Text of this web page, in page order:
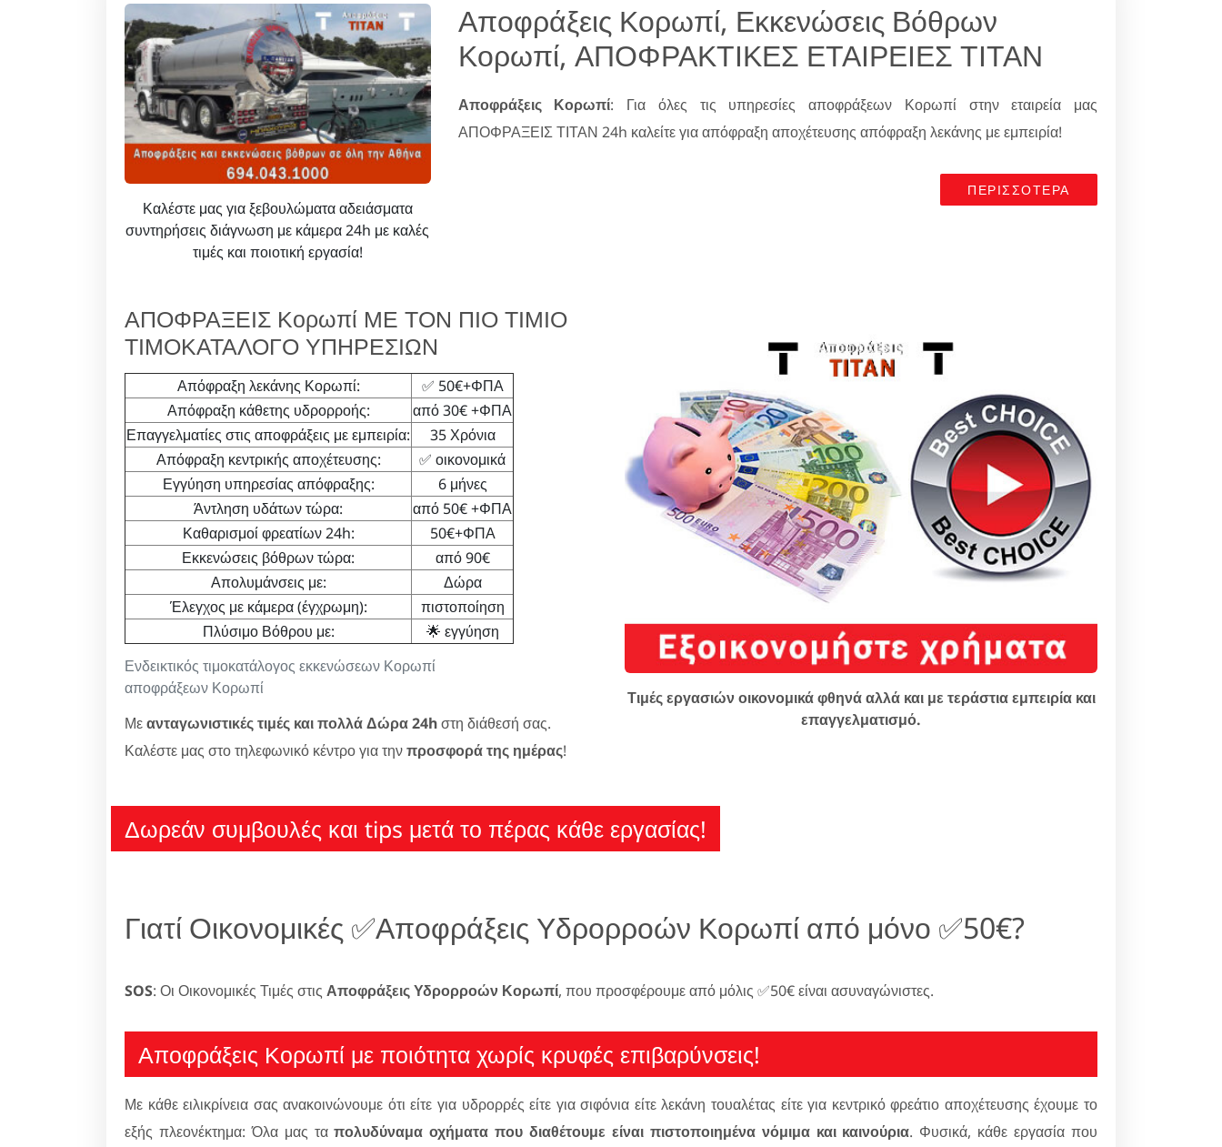
Καλέστε μας για ξεβουλώματα αδειάσματα
συντηρήσεις διάγνωση με κάμερα 24h με καλές
τιμές και ποιοτική εργασία!
Αποφράξεις Κορωπί, Εκκενώσεις Βόθρων
Κορωπί, ΑΠΟΦΡΑΚΤΙΚΕΣ ΕΤΑΙΡΕΙΕΣ ΤΙΤΑΝ
Αποφράξεις Κορωπί: Για όλες τις υπηρεσίες αποφράξεων Κορωπί στην εταιρεία μας
ΑΠΟΦΡΑΞΕΙΣ ΤΙΤΑΝ 24h καλείτε για απόφραξη αποχέτευσης απόφραξη λεκάνης με εμπειρία!
ΠΕΡΙΣΣΟΤΕΡΑ
ΑΠΟΦΡΑΞΕΙΣ Κορωπί ΜΕ ΤΟΝ ΠΙΟ ΤΙΜΙΟ
ΤΙΜΟΚΑΤΑΛΟΓΟ ΥΠΗΡΕΣΙΩΝ
Ενδεικτικός τιμοκατάλογος εκκενώσεων Κορωπί
αποφράξεων Κορωπί
Απόφραξη λεκάνης Κορωπί:
✅ 50€+ΦΠΑ
Απόφραξη κάθετης υδρορροής:
από 30€ +ΦΠΑ
Επαγγελματίες στις αποφράξεις με εμπειρία:
35 Χρόνια
Απόφραξη κεντρικής αποχέτευσης:
✅ οικονομικά
Εγγύηση υπηρεσίας απόφραξης:
6 μήνες
Άντληση υδάτων τώρα:
από 50€ +ΦΠΑ
Καθαρισμοί φρεατίων 24h:
50€+ΦΠΑ
Εκκενώσεις βόθρων τώρα:
από 90€
Απολυμάνσεις με:
Δώρα
Έλεγχος με κάμερα (έγχρωμη):
πιστοποίηση
Πλύσιμο Βόθρου με:
🌟 εγγύηση
Μεανταγωνιστικές τιμές και πολλά Δώρα 24hστη διάθεσή σας.
Καλέστε μας στο τηλεφωνικό κέντρο για τηνπροσφορά της ημέρας!
Τιμές εργασιών οικονομικά φθηνά αλλά και με τεράστια εμπειρία και
επαγγελματισμό.
Δωρεάν συμβουλές και tips μετά το πέρας κάθε εργασίας!
Γιατί Οικονομικές ✅Αποφράξεις Υδρορροών Κορωπί από μόνο ✅50€?
SOS: Οι Οικονομικές Τιμές στις Αποφράξεις Υδρορροών Κορωπί, που προσφέρουμε από μόλις ✅50€ είναι ασυναγώνιστες.
Αποφράξεις Κορωπί με ποιότητα χωρίς κρυφές επιβαρύνσεις!
Με κάθε ειλικρίνεια σας ανακοινώνουμε ότι είτε για υδρορρές είτε για σιφόνια είτε λεκάνη τουαλέτας είτε για κεντρικό φρεάτιο αποχέτευσης έχουμε το
εξής πλεονέκτημα: Όλα μας ταπολυδύναμα οχήματα που διαθέτουμε είναι πιστοποιημένα νόμιμα και καινούρια. Φυσικά, κάθε εργασία που